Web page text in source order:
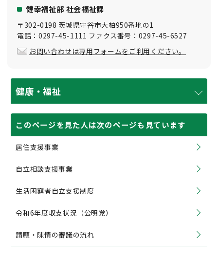
健幸福祉部 社会福祉課
〒302-0198 茨城県守谷市大柏950番地の1
電話：0297-45-1111 ファクス番号：0297-45-6527
お問い合わせは専用フォームをご利用ください。
健康・福祉
このページを見た人は次のページも見ています
居住支援事業
自立相談支援事業
生活困窮者自立支援制度
令和6年度収支状況（公明党）
請願・陳情の審議の流れ